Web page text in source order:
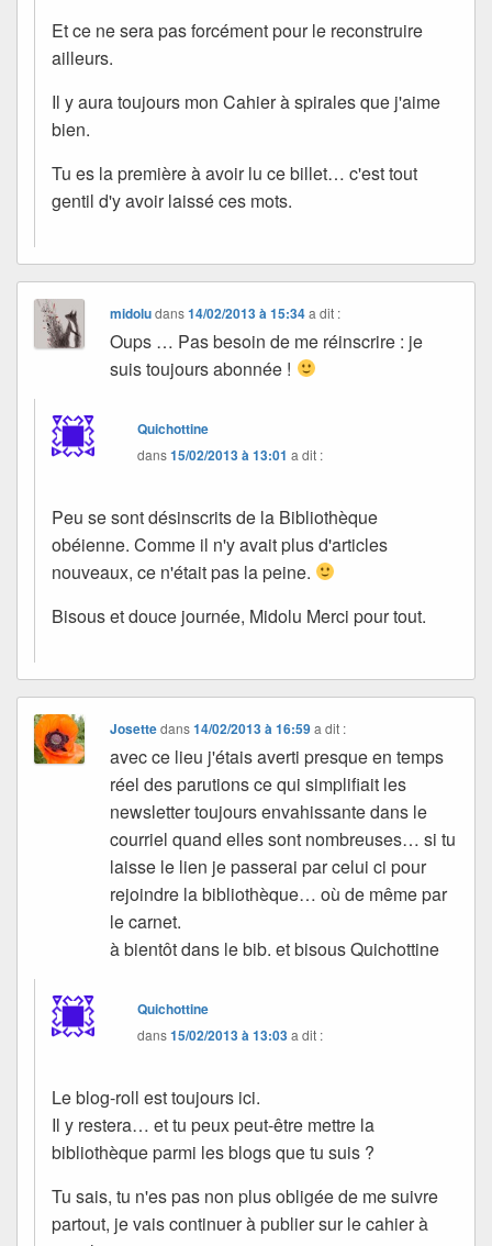
Et ce ne sera pas forcément pour le reconstruire
ailleurs.
Il y aura toujours mon Cahier à spirales que j'aime
bien.
Tu es la première à avoir lu ce billet… c'est tout
gentil d'y avoir laissé ces mots.
midoludans14/02/2013 à 15:34 a dit :
Oups … Pas besoin de me réinscrire : je
suis toujours abonnée !
Quichottine
dans15/02/2013 à 13:01 a dit :
Peu se sont désinscrits de la Bibliothèque
obéienne. Comme il n'y avait plus d'articles
nouveaux, ce n'était pas la peine.
Bisous et douce journée, Midolu Merci pour tout.
Josettedans14/02/2013 à 16:59 a dit :
avec ce lieu j'étais averti presque en temps
réel des parutions ce qui simplifiait les
newsletter toujours envahissante dans le
courriel quand elles sont nombreuses… si tu
laisse le lien je passerai par celui ci pour
rejoindre la bibliothèque… où de même par
le carnet.
à bientôt dans le bib. et bisous Quichottine
Quichottine
dans15/02/2013 à 13:03a dit :
Le blog-roll est toujours ici.
Il y restera… et tu peux peut-être mettre la
bibliothèque parmi les blogs que tu suis ?
Tu sais, tu n'es pas non plus obligée de me suivre
partout, je vais continuer à publier sur le cahier à